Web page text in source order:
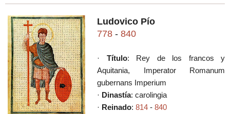
Ludovico Pío
778 - 840
· Título: Rey de los francos y
Aquitania, Imperator Romanum
gubernans Imperium
· Dinastía: carolingia
· Reinado: 814 - 840